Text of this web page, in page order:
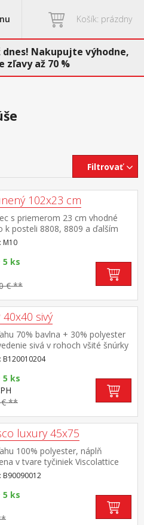
Košík: prázdny
Nakupujte výhodne,
zľavy až 70 %
Filtrovať
102x23 cm
s priemerom 23 cm vhodné
k posteli 8808, 8809 a ďalším
M10
5 ks
€ **
40x40 sivý
70% bavlna + 30% polyester
sivá v rohoch všité šnúrky
poťah na zips, snímateľný a
°C materiál výplne 100%
výplne 4 cm
5 ks
€ **
luxury 45x75
100% polyester, náplň
v tvare tyčiniek Viscolattice
tvarová pamäť,
poťah prateľný do 30 °C
5 ks